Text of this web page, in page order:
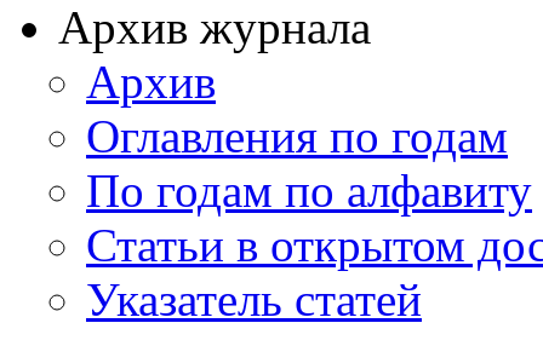
Архив журнала
Архив
Оглавления по годам
По годам по алфавиту
Статьи в открытом
Указатель статей